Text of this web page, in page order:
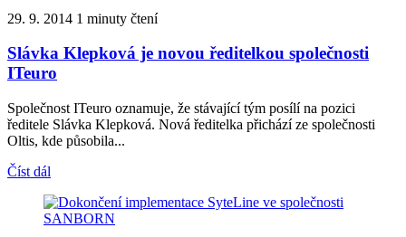
29. 9. 2014 1 minuty čtení
Slávka Klepková je novou ředitelkou společnosti
ITeuro
Společnost ITeuro oznamuje, že stávající tým posílí na pozici
ředitele Slávka Klepková. Nová ředitelka přichází ze společnosti
Oltis, kde působila...
Číst dál